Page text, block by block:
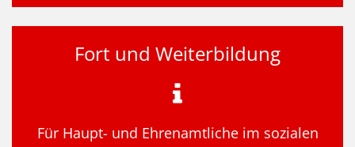
Fort und Weiterbildung
Für Haupt- und Ehrenamtliche im sozialen